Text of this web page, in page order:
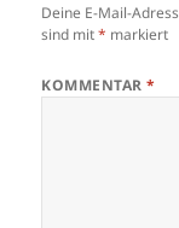
Deine E-Mail-
sind mit* markiert
KOMMENTAR*